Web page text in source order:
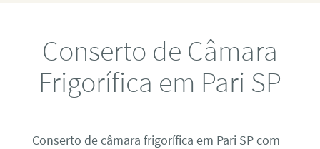
Conserto de Câmara
Frigorífica em Pari SP
Conserto de câmara frigorífica em Pari SP com